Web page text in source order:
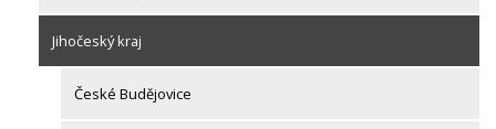
Jihočeský kraj
České Budějovice